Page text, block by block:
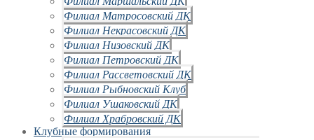
Филиал Матросовский ДК
Филиал Некрасовский ДК
Филиал Низовский ДК
Филиал Петровский ДК
Филиал Рассветовский ДК
Филиал Рыбновский Клуб
Филиал Ушаковский ДК
Филиал Храбровский ДК
Клубные формирования